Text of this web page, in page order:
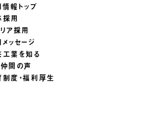
報トップ
用
ア採用
ッセージ
業を知る
間の声
度・福利厚生